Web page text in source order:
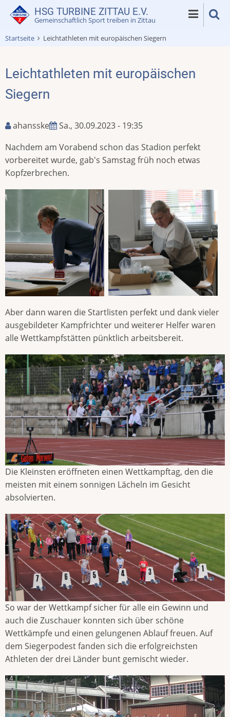
Direkt
zum
HSG TURBINE ZITTAU E.V.
Gemeinschaftlich Sport treiben in Zittau
Startseite
Leichtathleten mit europäischen Siegern
Leichtathleten mit europäischen
Siegern
ahansske
Sa., 30.09.2023 - 19:35
Nachdem am Vorabend schon das Stadion perfekt
vorbereitet wurde, gab's Samstag früh noch etwas
Kopfzerbrechen.
Aber dann waren die Startlisten perfekt und dank vieler
ausgebildeter Kampfrichter und weiterer Helfer waren
alle Wettkampfstätten pünktlich arbeitsbereit.
Die Kleinsten eröffneten einen Wettkampftag, den die
meisten mit einem sonnigen Lächeln im Gesicht
absolvierten.
So war der Wettkampf sicher für alle ein Gewinn und
auch die Zuschauer konnten sich über schöne
Wettkämpfe und einen gelungenen Ablauf freuen. Auf
dem Siegerpodest fanden sich die erfolgreichsten
Athleten der drei Länder bunt gemischt wieder.